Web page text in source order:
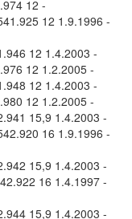
12 -
12 1.9.1996 -
12 1.4.2003 -
12 1.2.2005 -
12 1.4.2003 -
12 1.2.2005 -
15,9 1.4.2003 -
16 1.9.1996 -
15,9 1.4.2003 -
16 1.4.1997 -
15,9 1.4.2003 -